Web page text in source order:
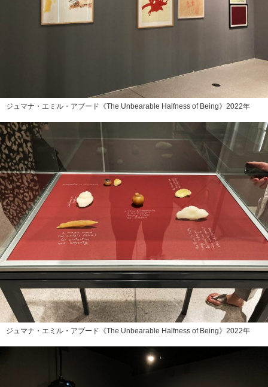
ジュマナ・エミル・アブード《The Unbearable Halfness of Being》2022年
ジュマナ・エミル・アブード《The Unbearable Halfness of Being》2022年